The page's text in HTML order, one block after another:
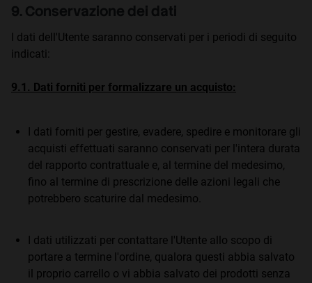
9. Conservazione dei dati
I dati dell'Utente saranno conservati per i periodi di seguito
indicati:
9.1. Dati forniti per formalizzare un acquisto:
I dati forniti per gestire, evadere, spedire e monitorare gli
acquisti effettuati saranno conservati per l'intera durata
del rapporto contrattuale e, al termine del medesimo,
fino al termine di prescrizione delle azioni legali che
potrebbero scaturire dal medesimo.
I dati utilizzati per contattare l'Utente allo scopo di
portare a termine l'ordine, qualora questi abbia salvato
il proprio carrello o vi abbia salvato dei prodotti senza